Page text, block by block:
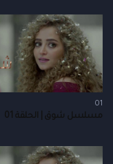
01
مسلسل شوق | الحلقة 01